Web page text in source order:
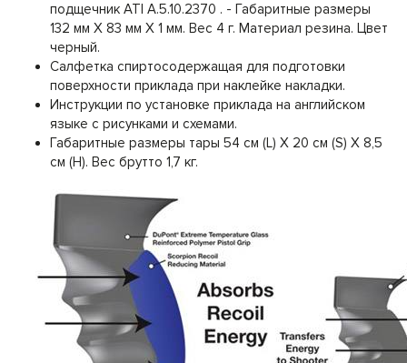
подщечник ATI A.5.10.2370 . - Габаритные размеры
132 мм Х 83 мм Х 1 мм. Вес 4 г. Материал резина. Цвет
черный.
Салфетка спиртосодержащая для подготовки
поверхности приклада при наклейке накладки.
Инструкции по установке приклада на английском
языке с рисунками и схемами.
Габаритные размеры тары 54 см (L) Х 20 см (S) Х 8,5
см (H). Вес брутто 1,7 кг.